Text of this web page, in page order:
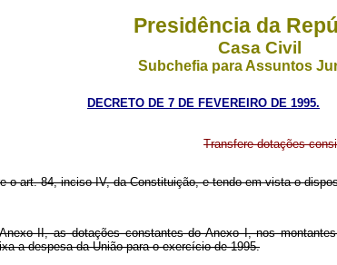
Presidência da
Casa Civil
Subchefia para Assuntos
DECRETO DE 7 DE FEVEREIRO DE 1995.
Transfere dotações
o art. 84, inciso IV, da Constituição, e tendo em vista o
II, as dotações constantes do Anexo I, nos
a despesa da União para o exercício de 1995.